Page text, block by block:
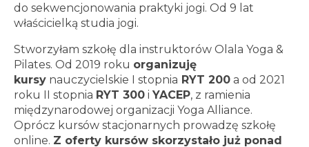
do sekwencjonowania praktyki jogi. Od 9 lat
właścicielką studia jogi.
Stworzyłam szkołę dla instruktorów Olala Yoga &
Pilates. Od 2019 roku organizuję
kursy nauczycielskie I stopnia RYT 200 a od 2021
roku II stopnia RYT 300 i YACEP, z ramienia
międzynarodowej organizacji Yoga Alliance.
Oprócz kursów stacjonarnych prowadzę szkołę
online. Z oferty kursów skorzystało już ponad